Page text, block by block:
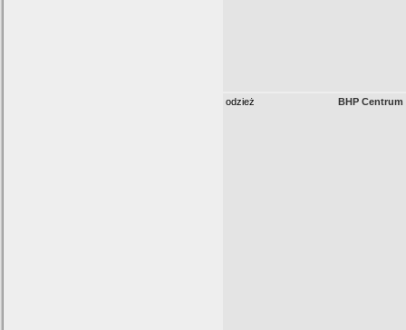
odzież BHP Centrum